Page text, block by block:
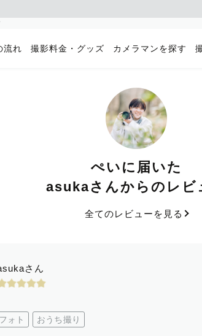
流れ 撮影料金・グッズ カメラマンを探す
ぺいに届いた
asukaさんからのレビ
全てのレビューを見る
さん
ォト おうち撮り